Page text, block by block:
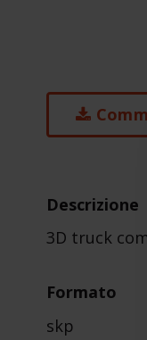
Descrizione
3D truck
Formato
skp